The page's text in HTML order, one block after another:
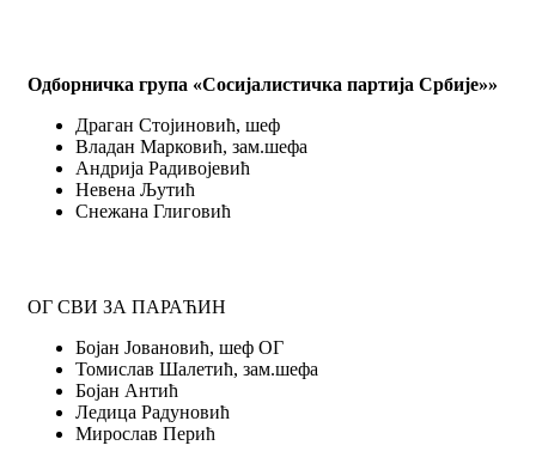
Одборничка група «Сосијалистичка партија Србије»»
Драган Стојиновић, шеф
Владан Марковић, зам.шефа
Андрија Радивојевић
Невена Љутић
Снежана Глиговић
ОГ СВИ ЗА ПАРАЋИН
Бојан Јовановић, шеф ОГ
Томислав Шалетић, зам.шефа
Бојан Антић
Ледица Радуновић
Мирослав Перић